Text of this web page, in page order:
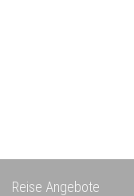
Reise Angebote